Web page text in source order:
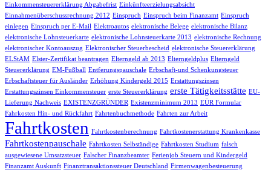
Einkommensteuererklärung Abgabefrist Einkünfteerzielungsabsicht
Einnahmenüberschussrechnung 2012 Einspruch Einspruch beim Finanzamt Einspruch
einlegen Einspruch per E-Mail Elektroautos elektronische Belege elektronische Bilanz
elektronische Lohnsteuerkarte elektronische Lohnsteuerkarte 2013 elektronische Rechnung
elektronischer Kontoauszug Elektronischer Steuerbescheid elektronische Steuererklärung
ELStAM Elster-Zertifikat beantragen Elterngeld ab 2013 Elterngeldplus Elterngeld
Steuererklärung EM-Fußball Entferungspauschale Erbschaft-und Schenkungsteuer
Erbschaftsteuer für Ausländer Erhöhung Kindergeld 2015 Erstattungszinsen
Erstattungszinsen Einkommensteuer erste Steuererklärung erste Tätigkeitsstätte EU-
Lieferung Nachweis EXISTENZGRÜNDER Existenzminimum 2013 EÜR Formular
Fahrkosten Hin- und Rückfahrt Fahrtenbuchmethode Fahrten zur Arbeit
Fahrtkosten Fahrtkostenberechnung Fahrtkostenerstattung Krankenkasse
Fahrtkostenpauschale Fahrtkosten Selbständige Fahrtkosten Studium falsch
ausgewiesene Umsatzsteuer Falscher Finanzbeamter Ferienjob Steuern und Kindergeld
Finanzamt Auskunft Finanztransaktionssteuer Deutschland Firmenwagenbesteuerung